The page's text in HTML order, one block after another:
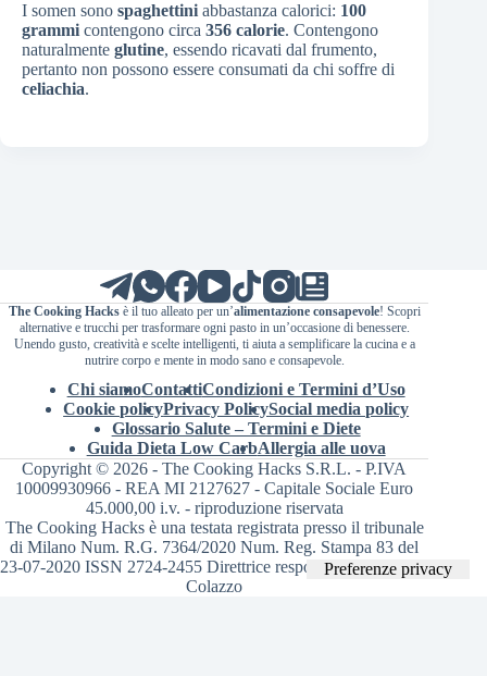
I somen sono spaghettini abbastanza calorici: 100
grammi contengono circa 356 calorie. Contengono
naturalmente glutine, essendo ricavati dal frumento,
pertanto non possono essere consumati da chi soffre di
celiachia.
The Cooking Hacksè il tuo alleato per un’alimentazione consapevole! Scopri
alternative e trucchi per trasformare ogni pasto in un’occasione di benessere.
Unendo gusto, creatività e scelte intelligenti, ti aiuta a semplificare la cucina e a
nutrire corpo e mente in modo sano e consapevole.
Chi siamoContattiCondizioni e Termini d’Uso
Cookie policyPrivacy PolicySocial media policy
Glossario Salute – Termini e Diete
Guida Dieta Low CarbAllergia alle uova
Copyright © 2026 - The Cooking Hacks S.R.L. - P.IVA
10009930966 - REA MI 2127627 - Capitale Sociale Euro
45.000,00 i.v. - riproduzione riservata
The Cooking Hacks è una testata registrata presso il tribunale
di Milano Num. R.G. 7364/2020 Num. Reg. Stampa 83 del
23-07-2020 ISSN 2724-2455 Direttrice responsabile Valentina
Colazzo